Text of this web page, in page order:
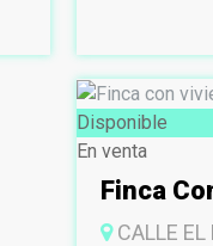
Disponible
En venta
Finca
CALLE EL